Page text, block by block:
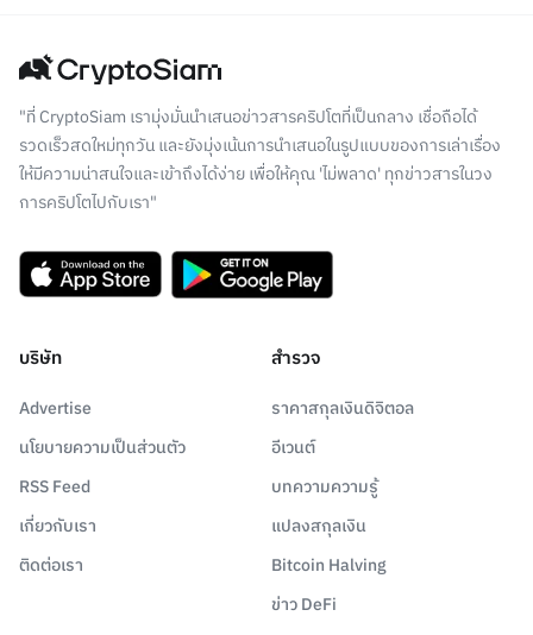
"ที่ CryptoSiam เรามุ่งมั่นนำเสนอข่าวสารคริปโตที่เป็นกลาง เชื่อถือได้
รวดเร็วสดใหม่ทุกวัน และยังมุ่งเน้นการนำเสนอในรูปแบบของการเล่าเรื่อง
ให้มีความน่าสนใจและเข้าถึงได้ง่าย เพื่อให้คุณ 'ไม่พลาด' ทุกข่าวสารในวง
การคริปโตไปกับเรา"
บริษัท
Advertise
นโยบายความเป็นส่วนตัว
RSS Feed
เกี่ยวกับเรา
ติดต่อเรา
สำรวจ
ราคาสกุลเงินดิจิตอล
อีเวนต์
บทความความรู้
แปลงสกุลเงิน
Bitcoin Halving
ข่าว DeFi